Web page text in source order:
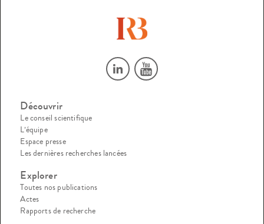
Découvrir
Le conseil scientifique
L’équipe
Espace presse
Les dernières recherches lancées
Explorer
Toutes nos publications
Actes
Rapports de recherche